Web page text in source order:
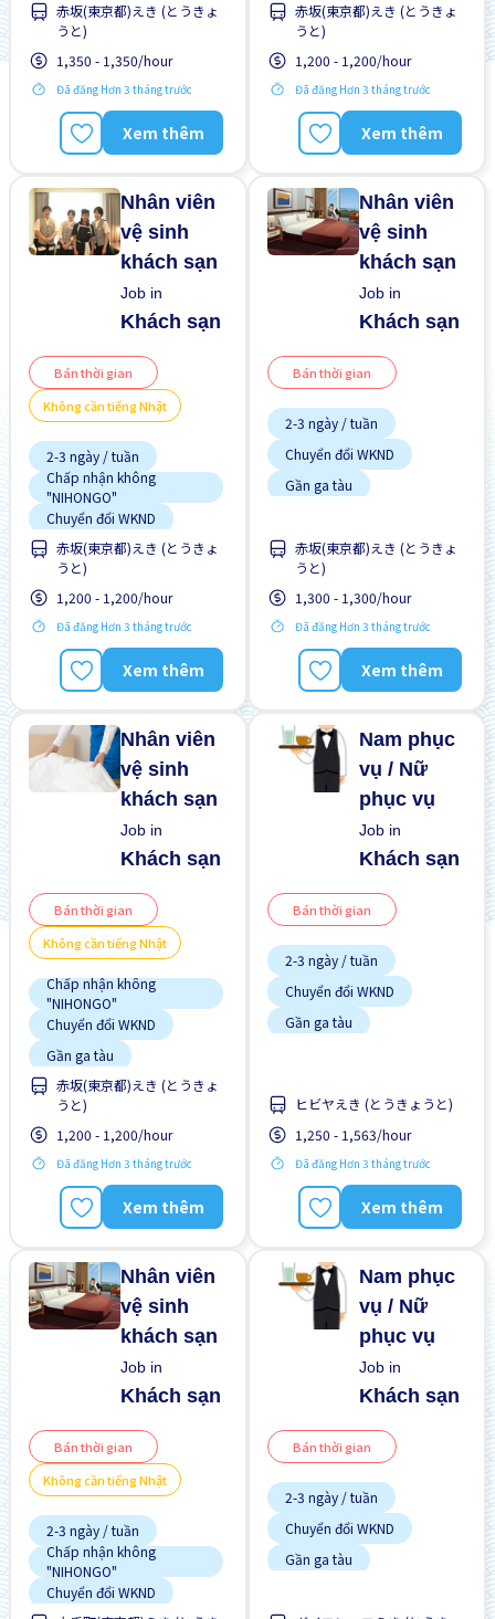
Gần ga tàu
Ít hơn theo thời gian
Không cần CV
Lao động người nước
ngoài
赤坂(東京都)えき (とうきょ
うと)
1,350 - 1,350/hour
Đã đăng Hơn 3 tháng trước
Xem thêm
Giao dịch đã thanh toán
Không cần kinh nghiệm
Lao động người nước
ngoài
Ưu tiên nữ giới
赤坂(東京都)えき (とうきょ
うと)
1,200 - 1,200/hour
Đã đăng Hơn 3 tháng trước
Xem thêm
Nhân viên
vệ sinh
khách sạn
Job in
Khách sạn
Bán thời gian
Không cần tiếng Nhật
2-3 ngày / tuần
Chấp nhận không
"NIHONGO"
Chuyển đổi WKND
Cơ hội lương cao
Gần ga tàu
Giao dịch đã thanh toán
Lao động người nước
ngoài
赤坂(東京都)えき (とうきょ
うと)
1,200 - 1,200/hour
Đã đăng Hơn 3 tháng trước
Xem thêm
Nhân viên
vệ sinh
khách sạn
Job in
Khách sạn
Bán thời gian
2-3 ngày / tuần
Chuyển đổi WKND
Gần ga tàu
Ít hơn theo thời gian
Không cần CV
Không cần kinh nghiệm
Lao động người nước
ngoài
Tạm ứng lương
赤坂(東京都)えき (とうきょ
うと)
1,300 - 1,300/hour
Đã đăng Hơn 3 tháng trước
Xem thêm
Nhân viên
vệ sinh
khách sạn
Job in
Khách sạn
Bán thời gian
Không cần tiếng Nhật
Chấp nhận không
"NIHONGO"
Chuyển đổi WKND
Gần ga tàu
Giao dịch đã thanh toán
Ít hơn theo thời gian
Không cần CV
Lao động người nước
ngoài
赤坂(東京都)えき (とうきょ
うと)
1,200 - 1,200/hour
Đã đăng Hơn 3 tháng trước
Xem thêm
Nam phục
vụ / Nữ
phục vụ
Job in
Khách sạn
Bán thời gian
2-3 ngày / tuần
Chuyển đổi WKND
Gần ga tàu
Không cần kinh nghiệm
Lao động người nước
ngoài
Ưu tiên có visa học sinh
Ưu tiên nam giới
ヒビヤえき (とうきょうと)
1,250 - 1,563/hour
Đã đăng Hơn 3 tháng trước
Xem thêm
Nhân viên
vệ sinh
khách sạn
Job in
Khách sạn
Bán thời gian
Không cần tiếng Nhật
2-3 ngày / tuần
Chấp nhận không
"NIHONGO"
Chuyển đổi WKND
Nam phục
vụ / Nữ
phục vụ
Job in
Khách sạn
Bán thời gian
2-3 ngày / tuần
Chuyển đổi WKND
Gần ga tàu